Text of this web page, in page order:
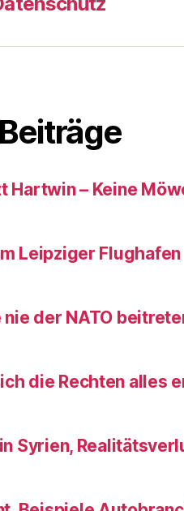
Hartwin – Keine
Leipziger Flughafen
der NATO
die Rechten alles
Syrien,